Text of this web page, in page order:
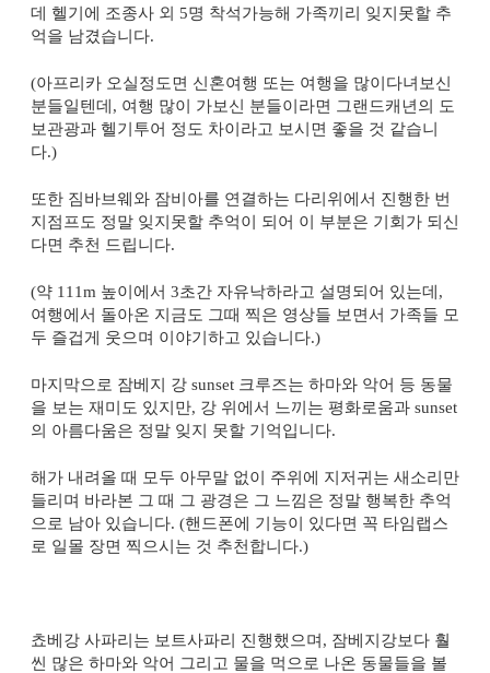
데 헬기에 조종사 외 5명 착석가능해 가족끼리 잊지못할 추
억을 남겼습니다.
(아프리카 오실정도면 신혼여행 또는 여행을 많이다녀보신
분들일텐데 , 여행 많이 가보신 분들이라면 그랜드캐년의 도
보관광과 헬기투어 정도 차이라고 보시면 좋을 것 같습니
다.)
또한 짐바브웨와 잠비아를 연결하는 다리위에서 진행한 번
지점프도 정말 잊지못할 추억이 되어 이 부분은 기회가 되신
다면 추천 드립니다.
(약 111m 높이에서 3초간 자유낙하라고 설명되어 있는데 ,
여행에서 돌아온 지금도 그때 찍은 영상들 보면서 가족들 모
두 즐겁게 웃으며 이야기하고 있습니다.)
마지막으로 잠베지 강 sunset 크루즈는 하마와 악어 등 동물
을 보는 재미도 있지만, 강 위에서 느끼는 평화로움과 sunset
의 아름다움은 정말 잊지 못할 기억입니다.
해가 내려올 때 모두 아무말 없이 주위에 지저귀는 새소리만
들리며 바라본 그 때 그 광경은 그 느낌은 정말 행복한 추억
으로 남아 있습니다. (핸드폰에 기능이 있다면 꼭 타임랩스
로 일몰 장면 찍으시는 것 추천합니다.)
쵸베강 사파리는 보트사파리 진행했으며 , 잠베지강보다 훨
씬 많은 하마와 악어 그리고 물을 먹으로 나온 동물들을 볼